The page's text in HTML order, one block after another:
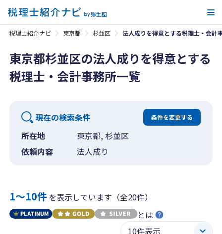
税理士紹介ナビ 東京都 杉並区 法人成りを得意とする税理士・会計
東京都杉並区の法人成りを得意とする
税理士・会計事務所一覧
現在の検索条件 条件を変更する
所在地
東京都, 杉並区
依頼内容
法人成り
1〜10件を表示しています（全20件）
とは